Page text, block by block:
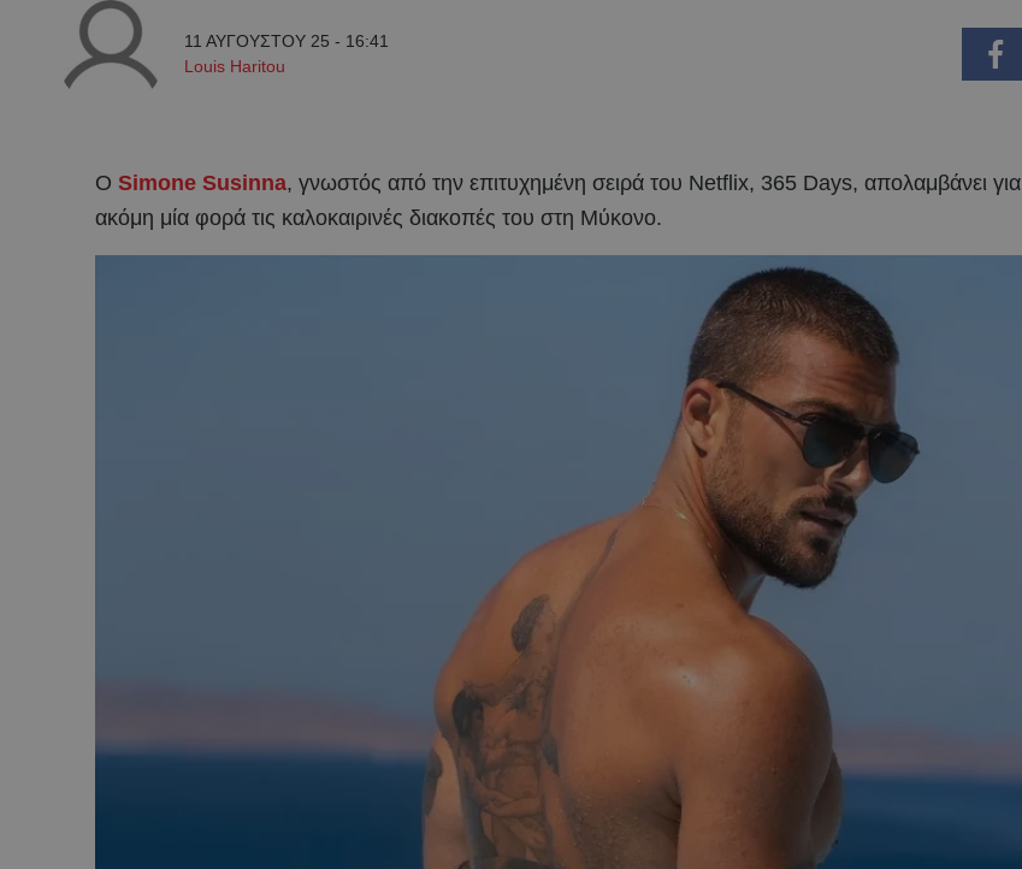
11 ΑΥΓΟΥΣΤΟΥ 25 - 16:41
Louis Haritou
Ο Simone Susinna, γνωστός από την επιτυχημένη σειρά του Netflix, 365 Days, απολαμβάνει για
ακόμη μία φορά τις καλοκαιρινές διακοπές του στη Μύκονο.